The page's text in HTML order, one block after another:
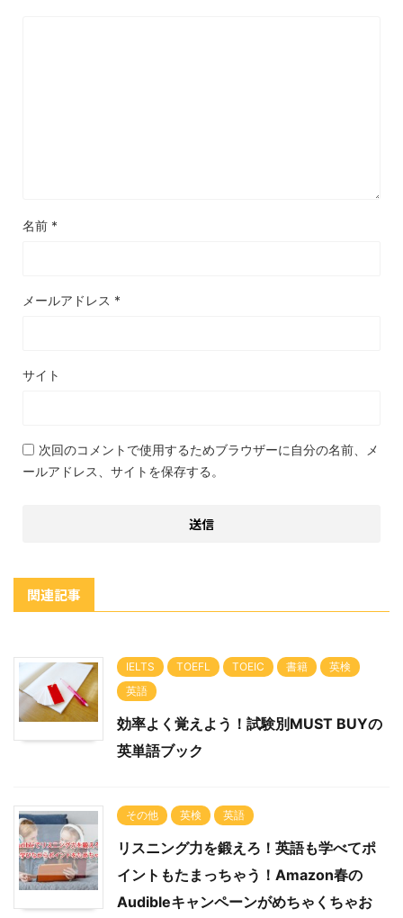
名前 *
メールアドレス *
サイト
次回のコメントで使用するためブラウザーに自分の名前、メ
ールアドレス、サイトを保存する。
関連記事
IELTS TOEFL TOEIC 書籍
英検
英語
効率よく覚えよう！試験別MUST BUYの
英単語ブック
その他 英検 英語
リスニング力を鍛えろ！英語も学べてポ
イントもたまっちゃう！Amazon春の
Audibleキャンペーンがめちゃくちゃお